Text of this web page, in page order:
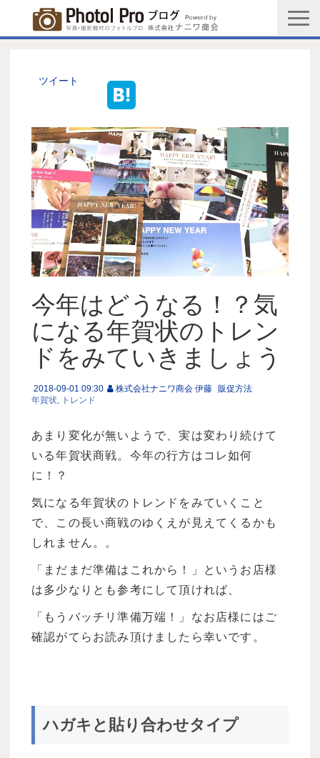
メルマガ登録
PGC新規登録申込み
写真館協会新規登録申込み
お問い合わせ
ツイート
今年はどうなる！？気
になる年賀状のトレン
ドをみていきましょう
2018-09-01 09:30 株式会社ナニワ商会 伊藤 販促方法
年賀状
トレンド
あまり変化が無いようで、実は変わり続けて
いる年賀状商戦。今年の行方はコレ如何
に！？
気になる年賀状のトレンドをみていくこと
で、この長い商戦のゆくえが見えてくるかも
しれません。。
「まだまだ準備はこれから！」というお店様
は多少なりとも参考にして頂ければ、
「もうバッチリ準備万端！」なお店様にはご
確認がてらお読み頂けましたら幸いです。
ハガキと貼り合わせタイプ